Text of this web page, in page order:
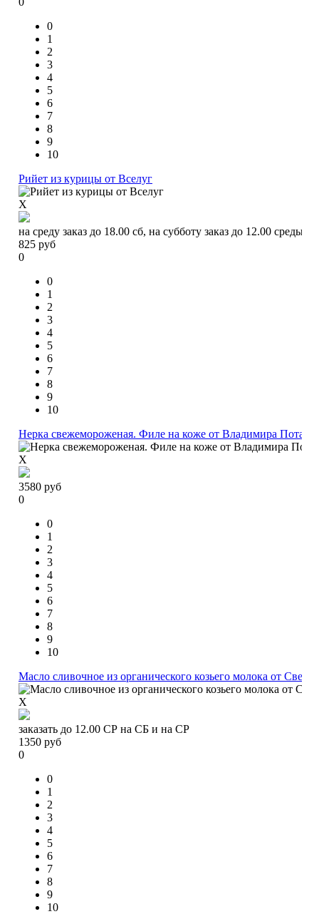
0
1
2
3
4
5
6
7
8
9
10
Рийет из курицы от Вселуг
X
на среду заказ до 18.00 сб, на субботу заказ до 12.00 среды
825 руб
0
0
1
2
3
4
5
6
7
8
9
10
Нерка свежемороженая. Филе на коже от Владимира
X
3580 руб
0
0
1
2
3
4
5
6
7
8
9
10
Масло сливочное из органического козьего молока от
X
заказать до 12.00 СР на СБ и на СР
1350 руб
0
0
1
2
3
4
5
6
7
8
9
10